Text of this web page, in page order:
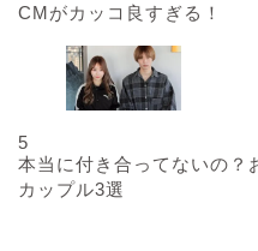
CMがカッコ良すぎる！
5
本当に付き合ってないの？
カップル3選